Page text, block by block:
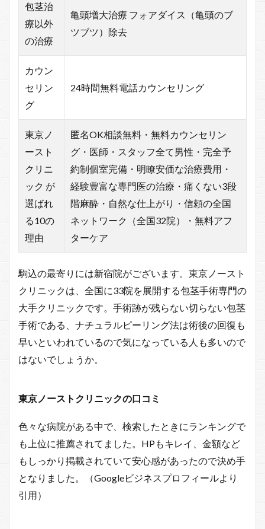
包茎治
療以外
の治療
亀頭増大治療 フォアダイス（亀頭のブ
ツブツ）除去
カウン
セリン
グ
24時間無料電話カウンセリング
東京ノ
ースト
クリニ
ック が
選ばれ
る10の
理由
匿名OK相談無料・無料カウンセリン
グ・医師・スタッフ全て男性・完全予
約制個室完備・明瞭安価な治療費用・
経験豊富な専門医の治療・痛くない3段
階麻酔・自然な仕上がり・信頼の全国
ネットワーク（全国32院）・無料アフ
ターケア
駒込の最寄りには新宿院がございます。東京ノースト
クリニックは、全国に33院を展開する包茎手術専門の
大手クリニックです。手術跡が残らない切らない包茎
手術である、ナチュラルピーリング法は術後の回復も
早いといわれているので気になっている人も多いので
はないでしょうか。
東京ノーストクリニックの口コミ
色々な病院がある中で、検索したときにランキングで
も上位に推薦されてました。HPもキレイ、金額など
もしっかり掲載されていて安心感があったので決め手
となりました。（Googleビジネスプロフィールより
引用）